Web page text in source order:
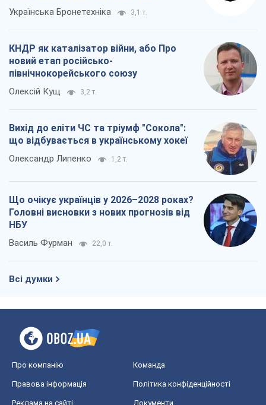
Українська Бронетехніка 3,1 т.
КНДР як каталізатор війни, або Про
новий етап російсько-
північнокорейського союзу
Олексій Кущ 3,2 т.
Вихід до еліти ЧС та тріумф "Сокола":
що відбувається в українському хокеї
Олександр Липенко 1,2 т.
Що очікує українців у 2026–2028 роках?
Головні висновки з нових прогнозів від
НБУ
Василь Фурман 22,0 т.
Всі думки
Про компанію Команда
Правова інформація Політика конфіденційності
Реклама на сайті Документи